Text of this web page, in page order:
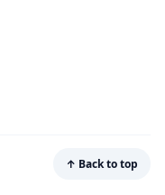
↑ Back to top